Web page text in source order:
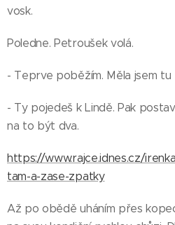
vosk.
Poledne. Petroušek volá.
- Teprve poběžím. Měla jsem tu
- Ty pojedeš k Lindě. Pak
na to být dva.
https://www.rajce.idnes.cz/
tam-a-zase-zpatky
Až po obědě uháním přes